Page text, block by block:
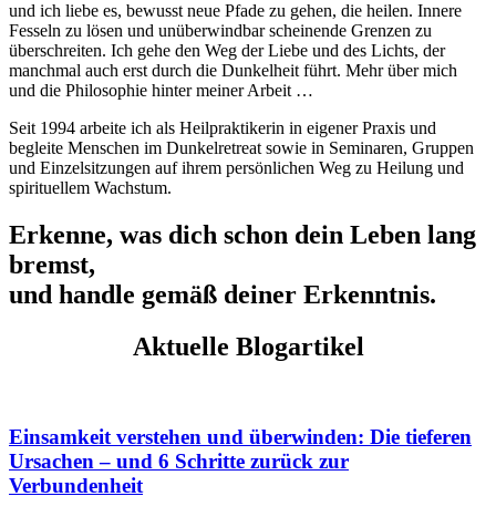
und ich liebe es, bewusst neue Pfade zu gehen, die heilen. Innere
Fesseln zu lösen und unüberwindbar scheinende Grenzen zu
überschreiten. Ich gehe den Weg der Liebe und des Lichts, der
manchmal auch erst durch die Dunkelheit führt. Mehr über mich
und die Philosophie hinter meiner Arbeit …
Seit 1994 arbeite ich als Heilpraktikerin in eigener Praxis und
begleite Menschen im Dunkelretreat sowie in Seminaren, Gruppen
und Einzelsitzungen auf ihrem persönlichen Weg zu Heilung und
spirituellem Wachstum.
Erkenne, was dich schon dein Leben lang
bremst,
und handle gemäß deiner Erkenntnis.
Aktuelle Blogartikel
Einsamkeit verstehen und überwinden: Die tieferen
Ursachen – und 6 Schritte zurück zur
Verbundenheit